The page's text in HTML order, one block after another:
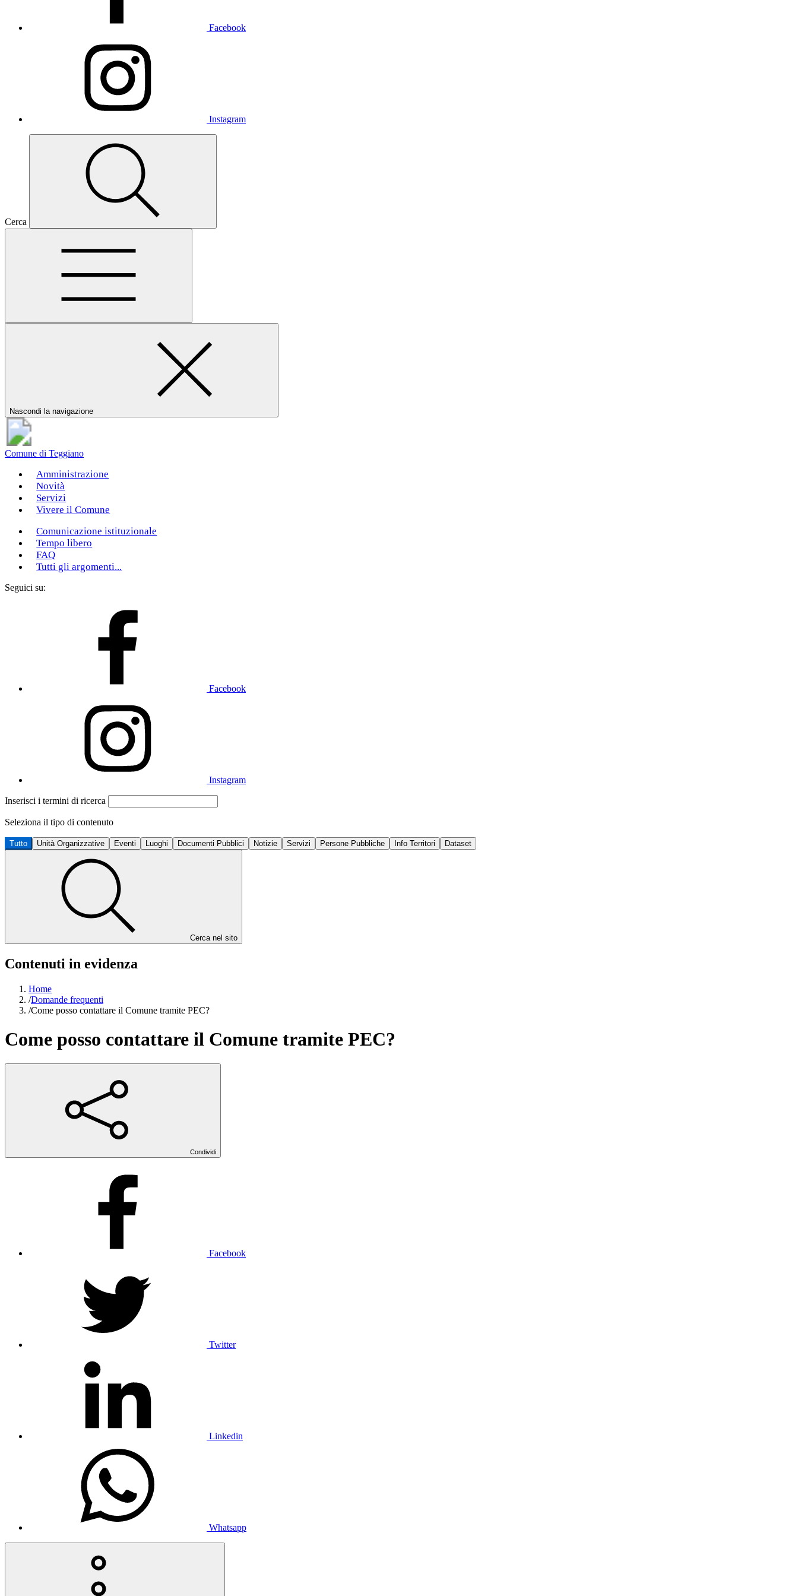
Facebook
Instagram
Cerca
Nascondi la navigazione
Comune di Teggiano
Amministrazione
Novità
Servizi
Vivere il Comune
Comunicazione istituzionale
Tempo libero
FAQ
Tutti gli argomenti...
Seguici su:
Facebook
Instagram
Inserisci i termini di ricerca
Seleziona il tipo di contenuto
Tutto Unità Organizzative Eventi Luoghi Documenti Pubblici Notizie Servizi Persone Pubbliche Info Territori Dataset
Cerca nel sito
Contenuti in evidenza
Home
/Domande frequenti
/Come posso contattare il Comune tramite PEC?
Come posso contattare il Comune tramite PEC?
Condividi
Facebook
Twitter
Linkedin
Whatsapp